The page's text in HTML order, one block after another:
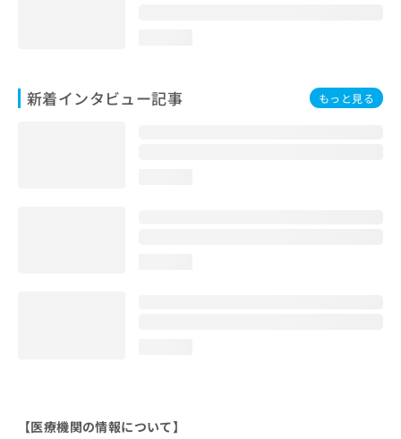
新着インタビュー記事 もっと見る
【医療機関の情報について】